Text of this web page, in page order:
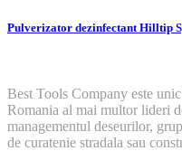
Pulverizator dezinfectant Hilltip
Best Tools Company este
Romania al mai multor lideri
managementul deseurilor,
de curatenie stradala sau